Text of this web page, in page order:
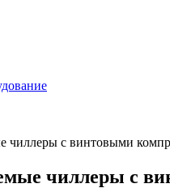
чиллеры с винтовыми
чиллеры с